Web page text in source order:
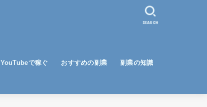
YouTubeで稼ぐ おすすめの副業 副業の知識
SEARCH